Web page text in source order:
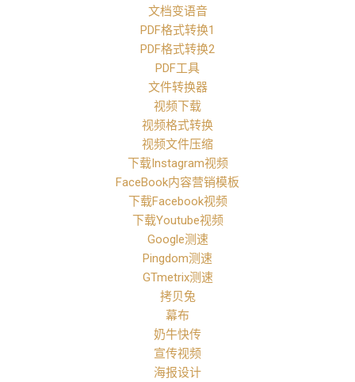
文档变语音
PDF格式转换1
PDF格式转换2
PDF工具
文件转换器
视频下载
视频格式转换
视频文件压缩
下载Instagram视频
FaceBook内容营销模板
下载Facebook视频
下载Youtube视频
Google测速
Pingdom测速
GTmetrix测速
拷贝兔
幕布
奶牛快传
宣传视频
海报设计